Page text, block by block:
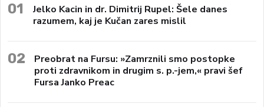
01
Jelko Kacin in dr. Dimitrij Rupel: Šele danes
razumem, kaj je Kučan zares mislil
02
Preobrat na Fursu: »Zamrznili smo postopke
proti zdravnikom in drugim s. p.-jem,« pravi šef
Fursa Janko Preac